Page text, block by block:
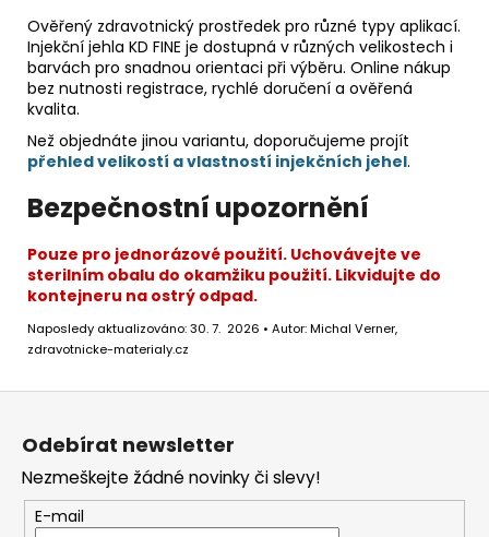
Ověřený zdravotnický prostředek pro různé typy aplikací.
Injekční jehla KD FINE je dostupná v různých velikostech i
barvách pro snadnou orientaci při výběru. Online nákup
bez nutnosti registrace, rychlé doručení a ověřená
kvalita.
Než objednáte jinou variantu, doporučujeme projít
přehled velikostí a vlastností injekčních jehel.
Bezpečnostní upozornění
Pouze pro jednorázové použití. Uchovávejte ve
sterilním obalu do okamžiku použití. Likvidujte do
kontejneru na ostrý odpad.
Naposledy aktualizováno: 30. 7. 2026 • Autor: Michal Verner,
zdravotnicke-materialy.cz
Z
Odebírat newsletter
Nezmeškejte žádné novinky či slevy!
E-mail